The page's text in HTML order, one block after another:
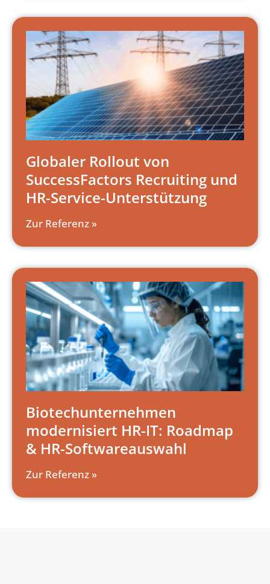
Globaler Rollout von
SuccessFactors Recruiting und
HR-Service-Unterstützung
Zur Referenz »
Biotechunternehmen
modernisiert HR-IT: Roadmap
& HR-Softwareauswahl
Zur Referenz »